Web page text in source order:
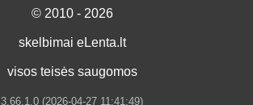
© 2010 - 2026
skelbimai eLenta.lt
visos teisės saugomos
3.66.1.0 (2026-04-27 11:41:49)